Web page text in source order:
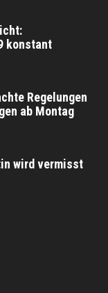
konstant
Regelungen
ab Montag
wird vermisst